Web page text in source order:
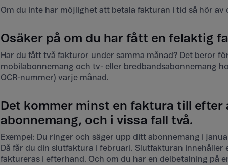
Om du inte har möjlighet att betala fakturan i tid så hör
Osäker på om du har fått en felaktig
Har du fått två fakturor under samma månad? Det beror
mobilabonnemang och tv- eller bredbandsabonnemang
OCR-nummer) varje månad.
Det kommer minst en faktura till
abonnemang, och i vissa fall två.
Exempel: Du ringer och säger upp ditt abonnemang i
Då får du din slutfaktura i februari. Slutfakturan innehåller
faktureras i efterhand. Och om du har en delbetalning på